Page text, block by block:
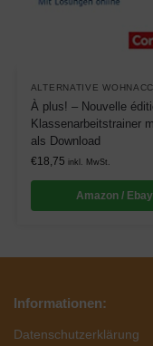
ALTERNATIVE
À plus! – Nouvelle
Klassenarbeitstrainer
als Download
€18,75 inkl. MwSt.
Amazon /
Informationen:
Datenschutzerklärung